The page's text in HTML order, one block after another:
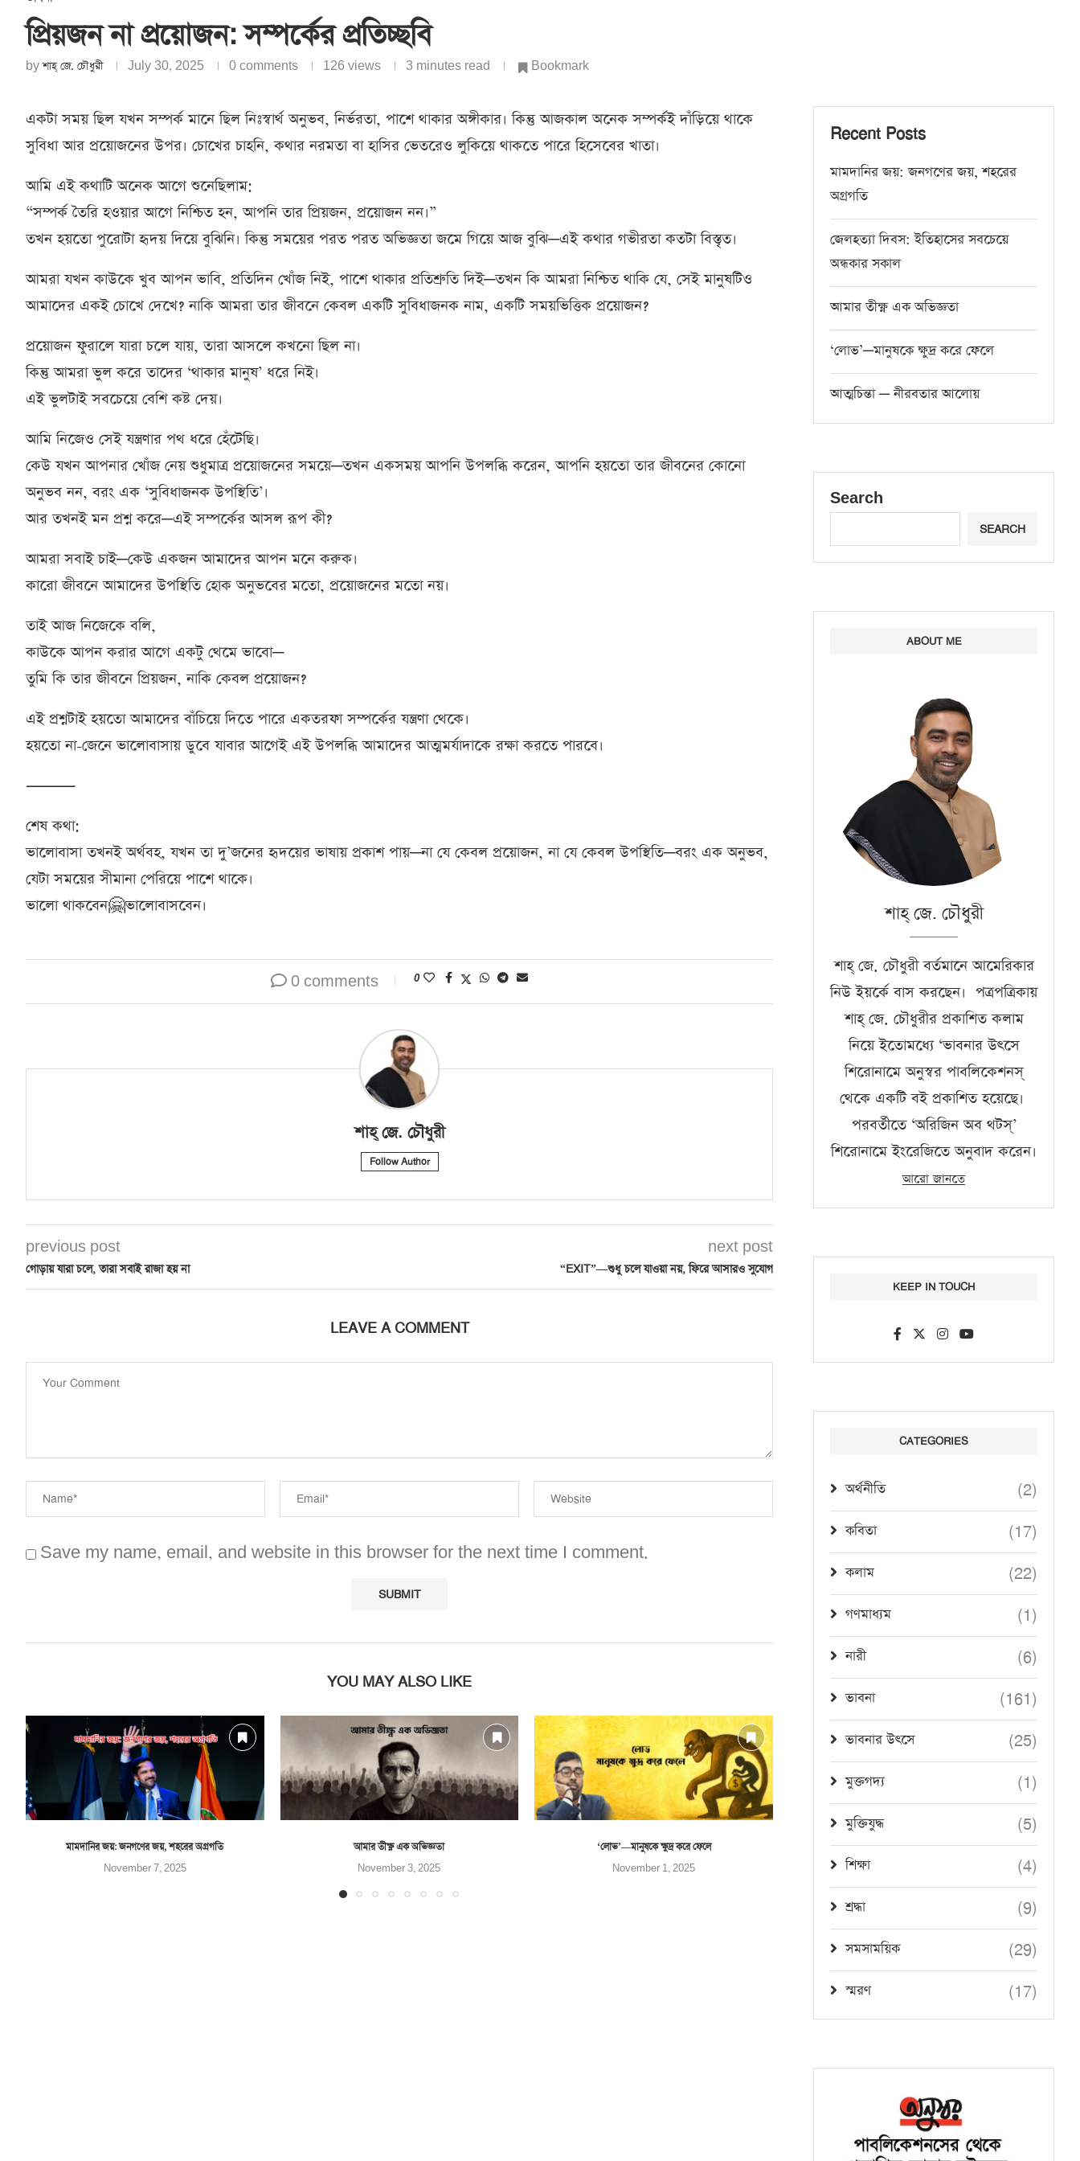
প্রিয়জন না প্রয়োজন: সম্পর্কের প্রতিচ্ছবি
byশাহ্‌ জে. চৌধুরী July 30, 2025 0 comments 126 views 3 minutes read Bookmark
একটা সময় ছিল যখন সম্পর্ক মানে ছিল নিঃস্বার্থ অনুভব, নির্ভরতা, পাশে থাকার অঙ্গীকার। কিন্তু আজকাল অনেক সম্পর্কই দাঁড়িয়ে থাকে
সুবিধা আর প্রয়োজনের উপর। চোখের চাহনি, কথার নরমতা বা হাসির ভেতরেও লুকিয়ে থাকতে পারে হিসেবের খাতা।
আমি এই কথাটি অনেক আগে শুনেছিলাম:
“সম্পর্ক তৈরি হওয়ার আগে নিশ্চিত হন, আপনি তার প্রিয়জন, প্রয়োজন নন।”
তখন হয়তো পুরোটা হৃদয় দিয়ে বুঝিনি। কিন্তু সময়ের পরত পরত অভিজ্ঞতা জমে গিয়ে আজ বুঝি—এই কথার গভীরতা কতটা বিস্তৃত।
আমরা যখন কাউকে খুব আপন ভাবি, প্রতিদিন খোঁজ নিই, পাশে থাকার প্রতিশ্রুতি দিই—তখন কি আমরা নিশ্চিত থাকি যে, সেই মানুষটিও
আমাদের একই চোখে দেখে? নাকি আমরা তার জীবনে কেবল একটি সুবিধাজনক নাম, একটি সময়ভিত্তিক প্রয়োজন?
প্রয়োজন ফুরালে যারা চলে যায়, তারা আসলে কখনো ছিল না।
কিন্তু আমরা ভুল করে তাদের ‘থাকার মানুষ’ ধরে নিই।
এই ভুলটাই সবচেয়ে বেশি কষ্ট দেয়।
আমি নিজেও সেই যন্ত্রণার পথ ধরে হেঁটেছি।
কেউ যখন আপনার খোঁজ নেয় শুধুমাত্র প্রয়োজনের সময়ে—তখন একসময় আপনি উপলব্ধি করেন, আপনি হয়তো তার জীবনের কোনো
অনুভব নন, বরং এক ‘সুবিধাজনক উপস্থিতি’।
আর তখনই মন প্রশ্ন করে—এই সম্পর্কের আসল রূপ কী?
আমরা সবাই চাই—কেউ একজন আমাদের আপন মনে করুক।
কারো জীবনে আমাদের উপস্থিতি হোক অনুভবের মতো, প্রয়োজনের মতো নয়।
তাই আজ নিজেকে বলি,
কাউকে আপন করার আগে একটু থেমে ভাবো—
তুমি কি তার জীবনে প্রিয়জন, নাকি কেবল প্রয়োজন?
এই প্রশ্নটাই হয়তো আমাদের বাঁচিয়ে দিতে পারে একতরফা সম্পর্কের যন্ত্রণা থেকে।
হয়তো না-জেনে ভালোবাসায় ডুবে যাবার আগেই এই উপলব্ধি আমাদের আত্মমর্যাদাকে রক্ষা করতে পারবে।
⸻
শেষ কথা:
ভালোবাসা তখনই অর্থবহ, যখন তা দু’জনের হৃদয়ের ভাষায় প্রকাশ পায়—না যে কেবল প্রয়োজন, না যে কেবল উপস্থিতি—বরং এক অনুভব,
যেটা সময়ের সীমানা পেরিয়ে পাশে থাকে।
ভালো থাকবেন🤗ভালোবাসবেন।
0 comments 0
শাহ্‌ জে. চৌধুরী
Follow Author
previous post
গোড়ায় যারা চলে, তারা সবাই রাজা হয় না
next post
“EXIT”—শুধু চলে যাওয়া নয়, ফিরে আসারও সুযোগ
LEAVE A COMMENT
Save my name, email, and website in this browser for the next time I comment.
YOU MAY ALSO LIKE
মামদানির জয়: জনগণের জয়, শহরের অগ্রগতি
November 7, 2025
আমার তীক্ষ্ণ এক অভিজ্ঞতা
November 3, 2025
‘লোভ’—মানুষকে ক্ষুদ্র করে ফেলে
November 1, 2025
আত্মচিন্তা — নীরবতার আলোয়
October 27, 2025
Recent Posts
মামদানির জয়: জনগণের জয়, শহরের
অগ্রগতি
জেলহত্যা দিবস: ইতিহাসের সবচেয়ে
অন্ধকার সকাল
আমার তীক্ষ্ণ এক অভিজ্ঞতা
‘লোভ’—মানুষকে ক্ষুদ্র করে ফেলে
আত্মচিন্তা — নীরবতার আলোয়
Search
SEARCH
ABOUT ME
শাহ্‌ জে. চৌধুরী
শাহ্‌ জে. চৌধুরী বর্তমানে আমেরিকার
নিউ ইয়র্কে বাস করছেন। পত্রপত্রিকায়
শাহ্‌ জে. চৌধুরীর প্রকাশিত কলাম
নিয়ে ইতোমধ্যে ‘ভাবনার উৎসে
শিরোনামে অনুস্বর পাবলিকেশনস্‌
থেকে একটি বই প্রকাশিত হয়েছে।
পরবর্তীতে ‘অরিজিন অব থটস্‌’
শিরোনামে ইংরেজিতে অনুবাদ করেন।
আরো জানতে
KEEP IN TOUCH
CATEGORIES
অর্থনীতি (2)
কবিতা (17)
কলাম (22)
গণমাধ্যম (1)
নারী (6)
ভাবনা (161)
ভাবনার উৎসে (25)
মুক্তগদ্য (1)
মুক্তিযুদ্ধ (5)
শিক্ষা (4)
শ্রদ্ধা (9)
সমসাময়িক (29)
স্মরণ (17)